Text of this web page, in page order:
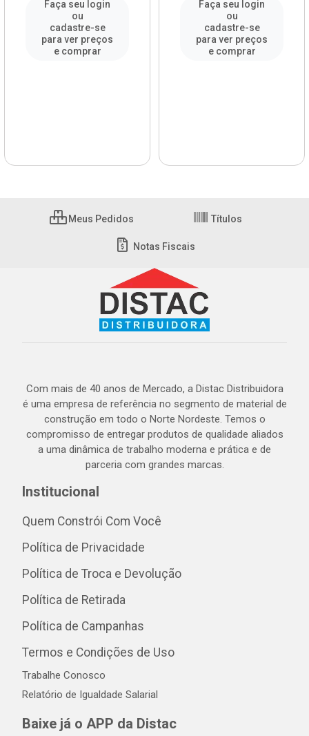
Faça seu login
ou
cadastre-se
para ver preços
e comprar
Faça seu login
ou
cadastre-se
para ver preços
e comprar
Meus Pedidos Títulos
Notas Fiscais
Com mais de 40 anos de Mercado, a Distac Distribuidora
é uma empresa de referência no segmento de material de
construção em todo o Norte Nordeste. Temos o
compromisso de entregar produtos de qualidade aliados
a uma dinâmica de trabalho moderna e prática e de
parceria com grandes marcas.
Institucional
Quem Constrói Com Você
Política de Privacidade
Política de Troca e Devolução
Política de Retirada
Política de Campanhas
Termos e Condições de Uso
Trabalhe Conosco
Relatório de Igualdade Salarial
Baixe já o APP da Distac